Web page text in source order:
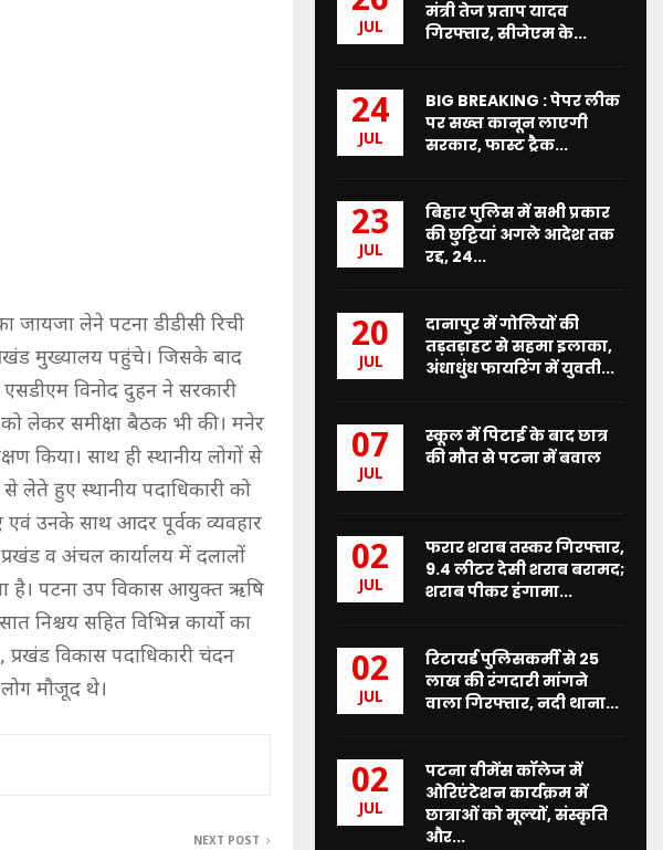
लेने पटना डीडीसी रिची
मुख्यालय पहुंचे। जिसके बाद
विनोद दुहन ने सरकारी
लेकर समीक्षा बैठक भी की। मनेर
किया। साथ ही स्थानीय लोगों से
लेते हुए स्थानीय पदाधिकारी को
उनके साथ आदर पूर्वक व्यवहार
व अंचल कार्यालय में दलालों
है। पटना उप विकास आयुक्त ऋषि
सहित विभिन्न कार्यो का
प्रखंड विकास पदाधिकारी चंदन
मौजूद थे।
NEXT POST
JUL
मंत्री तेज प्रताप यादव
गिरफ्तार, सीजेएम के...
24
JUL
BIG BREAKING : पेपर लीक
पर सख्त कानून लाएगी
सरकार, फास्ट ट्रैक...
23
JUL
बिहार पुलिस में सभी प्रकार
की छुट्टियां अगले आदेश तक
रद्द, 24...
20
JUL
दानापुर में गोलियों की
तड़तड़ाहट से सहमा इलाका,
अंधाधुंध फायरिंग में युवती...
07
JUL
स्कूल में पिटाई के बाद छात्र
की मौत से पटना में बवाल
02
JUL
फरार शराब तस्कर गिरफ्तार,
9.4 लीटर देसी शराब बरामद;
शराब पीकर हंगामा...
02
JUL
रिटायर्ड पुलिसकर्मी से 25
लाख की रंगदारी मांगने
वाला गिरफ्तार, नदी थाना...
02
JUL
पटना वीमेंस कॉलेज में
ओरिएंटेशन कार्यक्रम में
छात्राओं को मूल्यों, संस्कृति
और...